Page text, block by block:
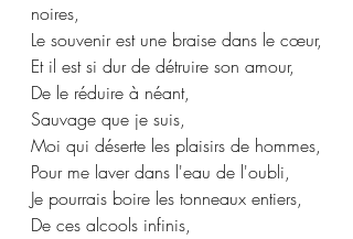
noires,
Le souvenir est une braise dans le cœur,
Et il est si dur de détruire son amour,
De le réduire à néant,
Sauvage que je suis,
Moi qui déserte les plaisirs de hommes,
Pour me laver dans l'eau de l'oubli,
Je pourrais boire les tonneaux entiers,
De ces alcools infinis,